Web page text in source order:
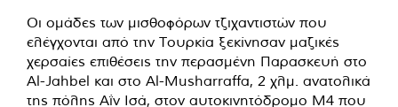
Οι ομάδες των μισθοφόρων τζιχαντιστών που
ελέγχονται από την Τουρκία ξεκίνησαν μαζικές
χερσαίες επιθέσεις την περασμένη Παρασκευή στο
Al-Jahbel και στο Al-Musharraffa, 2 χλμ. ανατολικά
της πόλης Αΐν Ισά, στον αυτοκινητόδρομο M4 που